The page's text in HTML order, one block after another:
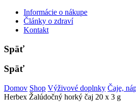
Informácie o nákupe
Články o zdraví
Kontakt
Späť
Späť
Domov Shop Výživové doplnky Čaje,
Herbex Žalúdočný horký čaj 20 x 3 g